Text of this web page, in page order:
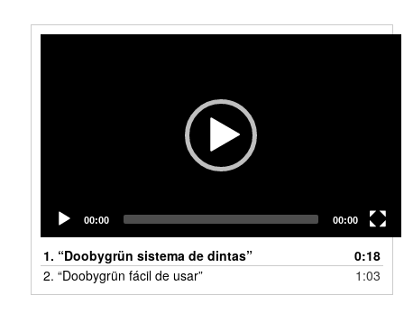
00:00 00:00
1. “Doobygrün sistema de dintas”
0:18
2.“Doobygrün fácil de usar” 1:03